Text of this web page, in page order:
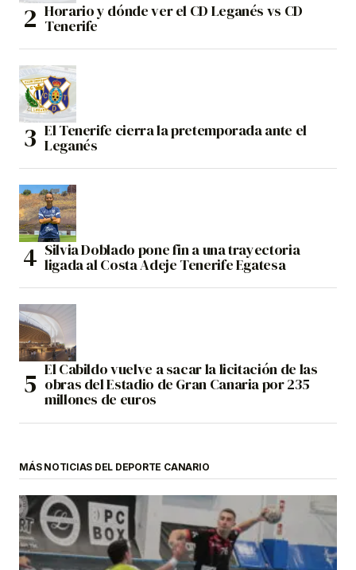
Horario y dónde ver el CD Leganés vs CD
Tenerife
El Tenerife cierra la pretemporada ante el
Leganés
Silvia Doblado pone fin a una trayectoria
ligada al Costa Adeje Tenerife Egatesa
El Cabildo vuelve a sacar la licitación de las
obras del Estadio de Gran Canaria por 235
millones de euros
MÁS NOTICIAS DEL DEPORTE CANARIO